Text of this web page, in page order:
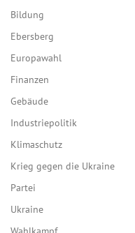
Bildung
Ebersberg
Europawahl
Finanzen
Gebäude
Industriepolitik
Klimaschutz
Krieg gegen die Ukraine
Partei
Ukraine